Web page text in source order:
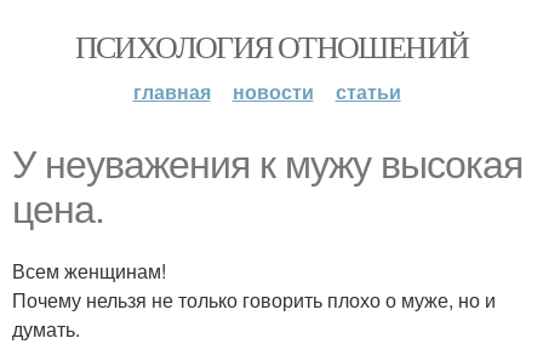
ПСИХОЛОГИЯ ОТНОШЕНИЙ
главная новости статьи
У неуважения к мужу высокая
цена.
Всем женщинам!
Почему нельзя не только говорить плохо о муже, но и
думать.